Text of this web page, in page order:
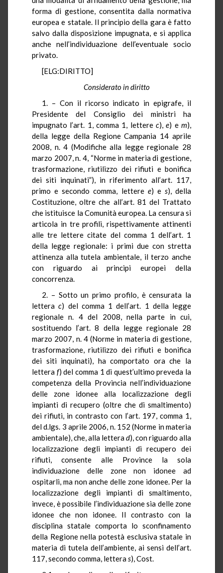
forma di gestione, consentita dalla normativa
europea e statale. Il principio della gara è fatto
salvo dalla disposizione impugnata, e si applica
anche nell’individuazione dell’eventuale socio
privato.
[ELG:DIRITTO]
Considerato in diritto
1. – Con il ricorso indicato in epigrafe, il
Presidente del Consiglio dei ministri ha
impugnato l’art. 1, comma 1, lettere c),e) em),
della legge della Regione Campania 14 aprile
2008, n. 4 (Modifiche alla legge regionale 28
marzo 2007, n. 4, “Norme in materia di gestione,
trasformazione, riutilizzo dei rifiuti e bonifica
dei siti inquinati”), in riferimento all’art. 117,
primo e secondo comma, lettere e) e s), della
Costituzione, oltre che all’art. 81 del Trattato
che istituisce la Comunità europea. La censura si
articola in tre profili, rispettivamente attinenti
alle tre lettere citate del comma 1 dell’art. 1
della legge regionale: i primi due con stretta
attinenza alla tutela ambientale, il terzo anche
con riguardo ai principi europei della
concorrenza.
2. – Sotto un primo profilo, è censurata la
letterac) del comma 1 dell’art. 1 della legge
regionale n. 4 del 2008, nella parte in cui,
sostituendo l’art. 8 della legge regionale 28
marzo 2007, n. 4 (Norme in materia di gestione,
trasformazione, riutilizzo dei rifiuti e bonifica
dei siti inquinati), ha comportato ora che la
lettera f) del comma 1 di quest’ultimo preveda la
competenza della Provincia nell’individuazione
delle zone idonee alla localizzazione degli
impianti di recupero (oltre che di smaltimento)
dei rifiuti, in contrasto con l’art. 197, comma 1,
del d.lgs. 3 aprile 2006, n. 152 (Norme in materia
ambientale), che, alla letterad), con riguardo alla
localizzazione degli impianti di recupero dei
rifiuti, consente alle Province la sola
individuazione delle zone non idonee ad
ospitarli, ma non anche delle zone idonee. Per la
localizzazione degli impianti di smaltimento,
invece, è possibile l’individuazione sia delle zone
idonee che non idonee. Il contrasto con la
disciplina statale comporta lo sconfinamento
della Regione nella potestà esclusiva statale in
materia di tutela dell’ambiente, ai sensi dell’art.
117, secondo comma, letteras), Cost.